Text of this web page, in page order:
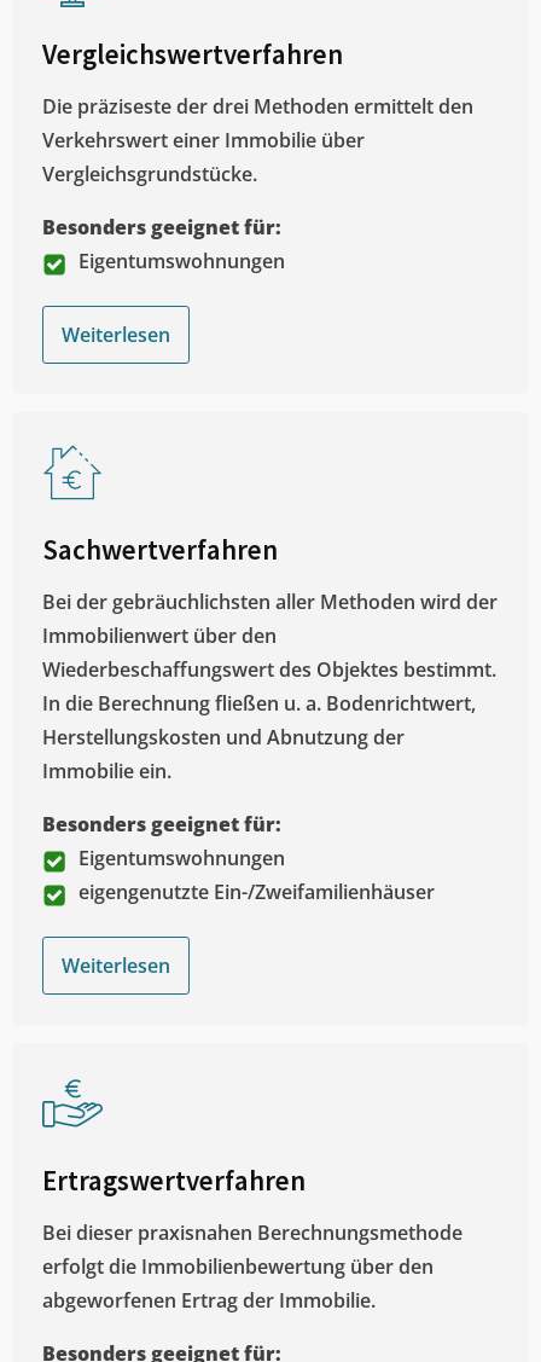
Vergleichswertverfahren
Die präziseste der drei Methoden ermittelt den
Verkehrswert einer Immobilie über
Vergleichsgrundstücke.
Besonders geeignet für:
Eigentumswohnungen
Weiterlesen
Sachwertverfahren
Bei der gebräuchlichsten aller Methoden wird der
Immobilienwert über den
Wiederbeschaffungswert des Objektes bestimmt.
In die Berechnung fließen u. a. Bodenrichtwert,
Herstellungskosten und Abnutzung der
Immobilie ein.
Besonders geeignet für:
Eigentumswohnungen
eigengenutzte Ein-/Zweifamilienhäuser
Weiterlesen
Ertragswertverfahren
Bei dieser praxisnahen Berechnungsmethode
erfolgt die Immobilienbewertung über den
abgeworfenen Ertrag der Immobilie.
Besonders geeignet für: